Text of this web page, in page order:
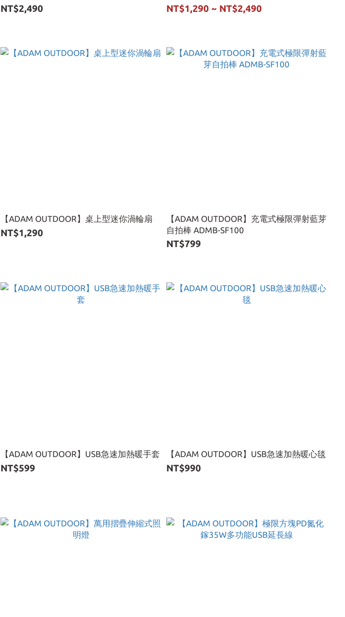
ADCT-DCFLAT01
NT$2,490 NT$1,290 ~ NT$2,490
【ADAM OUTDOOR】桌上型迷你渦輪扇
NT$1,290
【ADAM OUTDOOR】充電式極限彈射藍芽
自拍棒 ADMB-SF100
NT$799
【ADAM OUTDOOR】USB急速加熱暖手套
NT$599
【ADAM OUTDOOR】USB急速加熱暖心毯
NT$990